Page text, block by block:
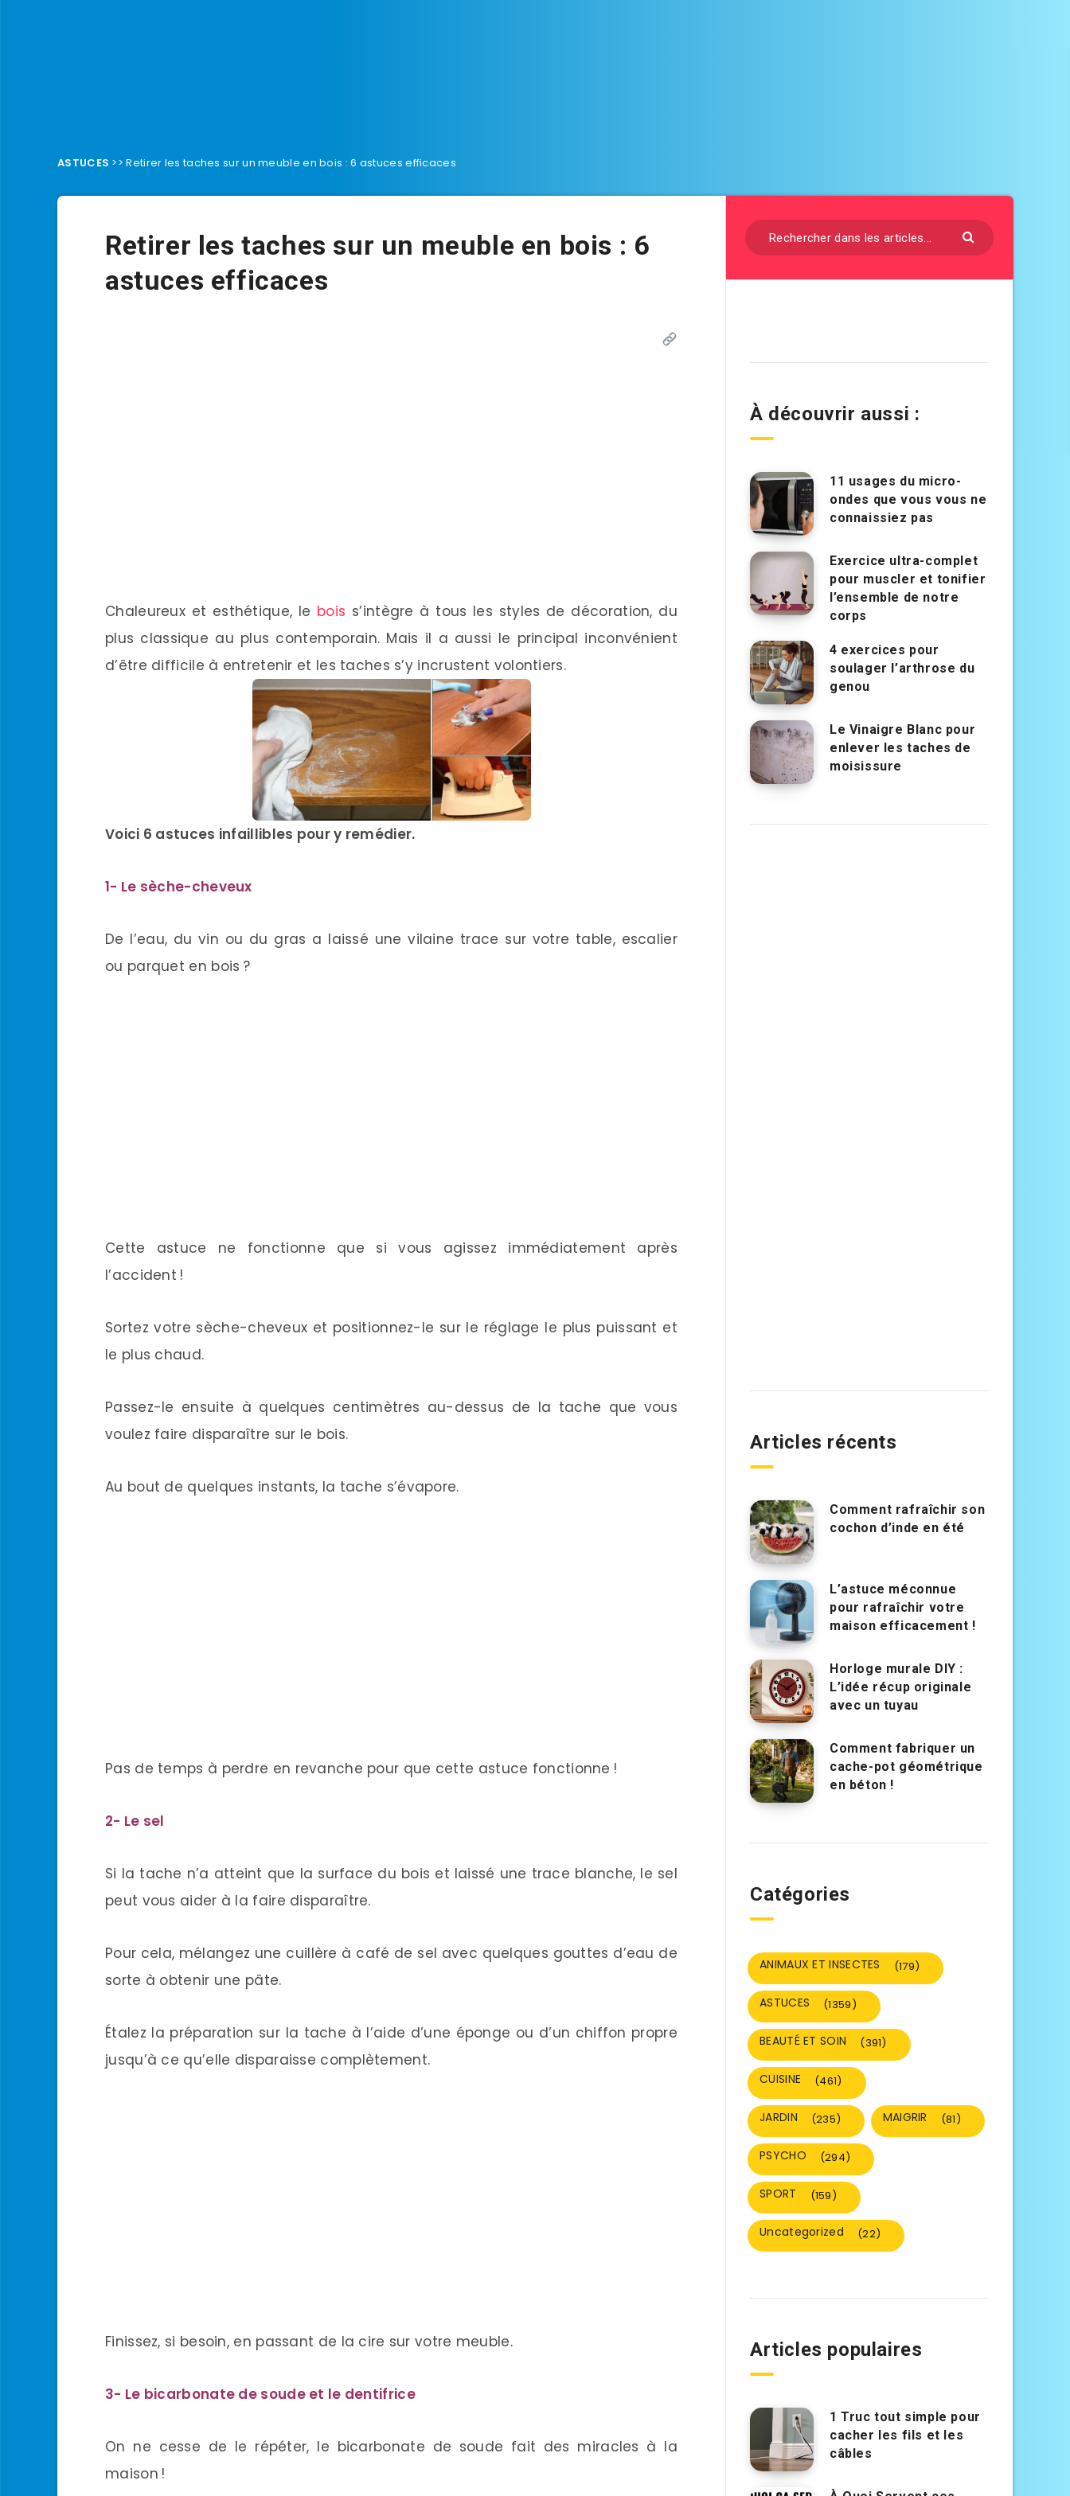
ASTUCES >>Retirer les taches sur un meuble en bois : 6 astuces efficaces
Retirer les taches sur un meuble en bois : 6
astuces efficaces
Chaleureux et esthétique, le bois s’intègre à tous les styles de décoration, du
plus classique au plus contemporain. Mais il a aussi le principal inconvénient
d’être difficile à entretenir et les taches s’y incrustent volontiers.
Voici 6 astuces infaillibles pour y remédier.
1- Le sèche-cheveux
De l’eau, du vin ou du gras a laissé une vilaine trace sur votre table, escalier
ou parquet en bois ?
Cette astuce ne fonctionne que si vous agissez immédiatement après
l’accident !
Sortez votre sèche-cheveux et positionnez-le sur le réglage le plus puissant et
le plus chaud.
Passez-le ensuite à quelques centimètres au-dessus de la tache que vous
voulez faire disparaître sur le bois.
Au bout de quelques instants, la tache s’évapore.
Pas de temps à perdre en revanche pour que cette astuce fonctionne !
2- Le sel
Si la tache n’a atteint que la surface du bois et laissé une trace blanche, le sel
peut vous aider à la faire disparaître.
Pour cela, mélangez une cuillère à café de sel avec quelques gouttes d’eau de
sorte à obtenir une pâte.
Étalez la préparation sur la tache à l’aide d’une éponge ou d’un chiffon propre
jusqu’à ce qu’elle disparaisse complètement.
Finissez, si besoin, en passant de la cire sur votre meuble.
3- Le bicarbonate de soude et le dentifrice
On ne cesse de le répéter, le bicarbonate de soude fait des miracles à la
maison !
À découvrir aussi :
11 usages du micro-
ondes que vous vous ne
connaissiez pas
Exercice ultra-complet
pour muscler et tonifier
l’ensemble de notre
corps
4 exercices pour
soulager l’arthrose du
genou
Le Vinaigre Blanc pour
enlever les taches de
moisissure
Articles récents
Comment rafraîchir son
cochon d’inde en été
L’astuce méconnue
pour rafraîchir votre
maison efficacement !
Horloge murale DIY :
L’idée récup originale
avec un tuyau
Comment fabriquer un
cache-pot géométrique
en béton !
Catégories
ANIMAUX ET INSECTES (179)
ASTUCES (1359)
BEAUTÉ ET SOIN (391)
CUISINE (461)
JARDIN (235) MAIGRIR (81)
PSYCHO (294)
SPORT (159)
Uncategorized (22)
Articles populaires
1 Truc tout simple pour
cacher les fils et les
câbles